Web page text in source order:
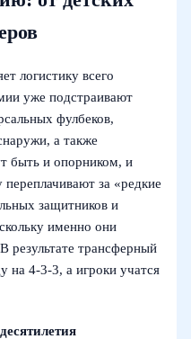
логистику всего
уже подстраивают
фулбеков,
а также
быть и опорником, и
за «редкие
защитников и
именно они
результате трансферный
на 4-3-3, а игроки учатся